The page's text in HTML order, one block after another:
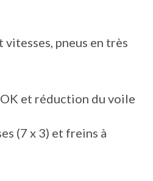
pneus en très
et réduction du voile
(7 x 3) et freins à